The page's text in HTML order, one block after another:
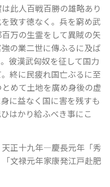
此人百戦百勝の雄略あり
致す徳なく。兵を窮め武
万の生霊をして異賊の矢
の業二世に傳ふるに及ば
彼漢武匈奴を征して国力
終に民疲れ国亡ぶるに至
めて土地を廣め身後の虚
に益なく国に害を残すも
はかり給ふべき事にこ
正十九年―慶長元年「秀
文禄元年家康発江戸赴肥